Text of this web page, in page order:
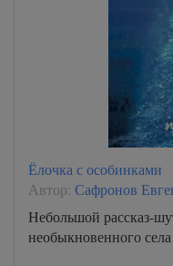
Ёлочка с особинками
Автор: Сафронов
Небольшой рассказ-
необыкновенного